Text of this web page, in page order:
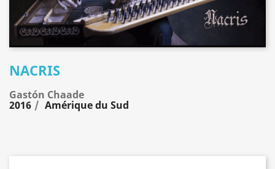
NACRIS
Gastón Chaade
2016 Amérique du Sud